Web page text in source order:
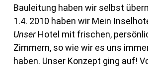
Bauleitung haben wir selbst
1.4. 2010 haben wir Mein
UnserHotel mit frischen,
Zimmern, so wie wir es uns
haben. Unser Konzept ging auf!